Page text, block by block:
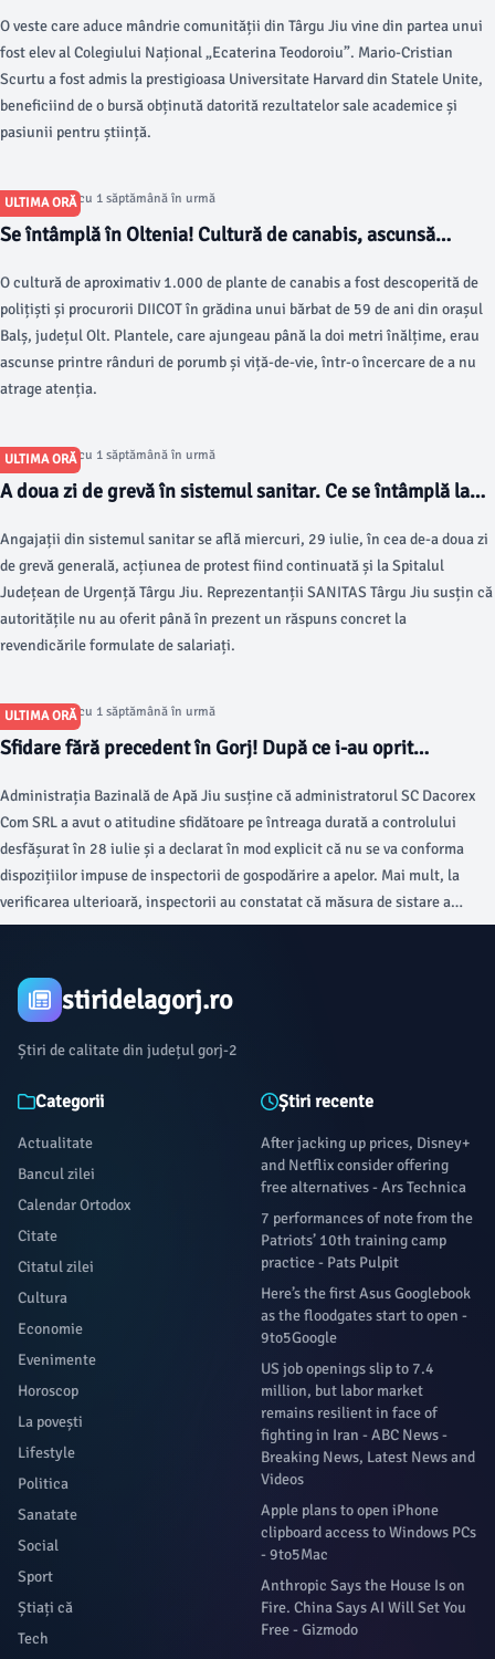
O veste care aduce mândrie comunității din Târgu Jiu vine din partea unui
fost elev al Colegiului Național „Ecaterina Teodoroiu”. Mario-Cristian
Scurtu a fost admis la prestigioasa Universitate Harvard din Statele Unite,
beneficiind de o bursă obținută datorită rezultatelor sale academice și
pasiunii pentru știință.
ULTIMA ORĂ
Articol postat cu 1 săptămână în urmă
Se întâmplă în Oltenia! Cultură de canabis, ascunsă
O cultură de aproximativ 1.000 de plante de canabis a fost descoperită de
polițiști și procurorii DIICOT în grădina unui bărbat de 59 de ani din orașul
Balș, județul Olt. Plantele, care ajungeau până la doi metri înălțime, erau
ascunse printre rânduri de porumb și viță-de-vie, într-o încercare de a nu
atrage atenția.
ULTIMA ORĂ
Articol postat cu 1 săptămână în urmă
A doua zi de grevă în sistemul sanitar. Ce se întâmplă la
Angajații din sistemul sanitar se află miercuri, 29 iulie, în cea de-a doua zi
de grevă generală, acțiunea de protest fiind continuată și la Spitalul
Județean de Urgență Târgu Jiu. Reprezentanții SANITAS Târgu Jiu susțin că
autoritățile nu au oferit până în prezent un răspuns concret la
revendicările formulate de salariați.
ULTIMA ORĂ
Articol postat cu 1 săptămână în urmă
Sfidare fără precedent în Gorj! După ce i-au oprit
conformează. A urmat o nouă amendă COLOSALĂ
Administrația Bazinală de Apă Jiu susține că administratorul SC Dacorex
Com SRL a avut o atitudine sfidătoare pe întreaga durată a controlului
desfășurat în 28 iulie și a declarat în mod explicit că nu se va conforma
dispozițiilor impuse de inspectorii de gospodărire a apelor. Mai mult, la
verificarea ulterioară, inspectorii au constatat că măsura de sistare a
activității nu a fost respectată.
stiridelagorj.ro
Știri de calitate din județul gorj-2
Categorii
Actualitate
Bancul zilei
Calendar Ortodox
Citate
Citatul zilei
Cultura
Economie
Evenimente
Horoscop
La povești
Lifestyle
Politica
Sanatate
Social
Sport
Știați că
Tech
Știri recente
After jacking up prices, Disney+
and Netflix consider offering
free alternatives - Ars Technica
7 performances of note from the
Patriots’ 10th training camp
practice - Pats Pulpit
Here’s the first Asus Googlebook
as the floodgates start to open -
9to5Google
US job openings slip to 7.4
million, but labor market
remains resilient in face of
fighting in Iran - ABC News -
Breaking News, Latest News and
Videos
Apple plans to open iPhone
clipboard access to Windows PCs
- 9to5Mac
Anthropic Says the House Is on
Fire. China Says AI Will Set You
Free - Gizmodo